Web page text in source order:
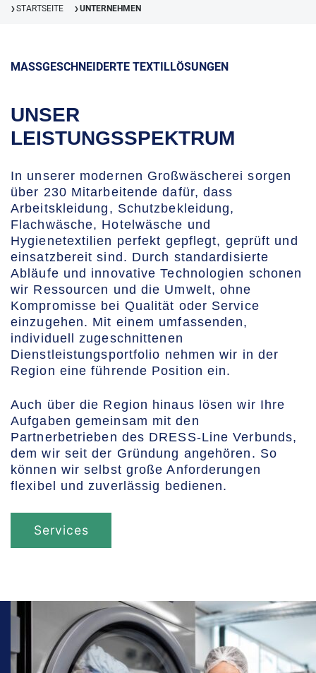
❯ STARTSEITE ❯ UNTERNEHMEN
MASSGESCHNEIDERTE TEXTILLÖSUNGEN
UNSER
LEISTUNGSSPEKTRUM
In unserer modernen Großwäscherei sorgen
über 230 Mitarbeitende dafür, dass
Arbeitskleidung, Schutzbekleidung,
Flachwäsche, Hotelwäsche und
Hygienetextilien perfekt gepflegt, geprüft und
einsatzbereit sind. Durch standardisierte
Abläufe und innovative Technologien schonen
wir Ressourcen und die Umwelt, ohne
Kompromisse bei Qualität oder Service
einzugehen. Mit einem umfassenden,
individuell zugeschnittenen
Dienstleistungsportfolio nehmen wir in der
Region eine führende Position ein.
Auch über die Region hinaus lösen wir Ihre
Aufgaben gemeinsam mit den
Partnerbetrieben des DRESS-Line Verbunds,
dem wir seit der Gründung angehören. So
können wir selbst große Anforderungen
flexibel und zuverlässig bedienen.
Services